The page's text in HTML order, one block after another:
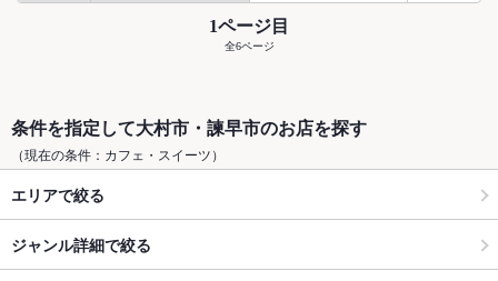
1ページ目
全6ページ
条件を指定して大村市・諫早市のお店を探す
（現在の条件：カフェ・スイーツ）
エリアで絞る
ジャンル詳細で絞る